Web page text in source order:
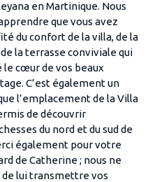
en Martinique. Nous
que vous avez
du confort de la villa, de la
la terrasse conviviale qui
cœur de vos beaux
C’est également un
l’emplacement de la Villa
de découvrir
du nord et du sud de
également pour votre
de Catherine ; nous ne
de lui transmettre vos